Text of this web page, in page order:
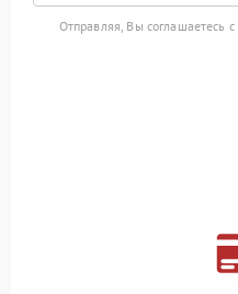
Отправляя, Вы соглашаетесь с